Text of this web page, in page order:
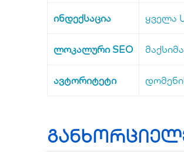
ინდექსაცია ყველა
ლოკალური SEO
ავტორიტეტი